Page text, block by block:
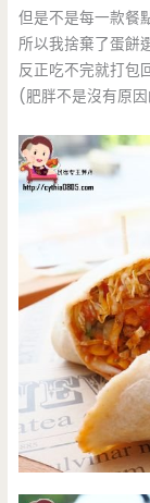
但是不是每一款餐
所以我捨棄了蛋餅
反正吃不完就打包
(肥胖不是沒有原